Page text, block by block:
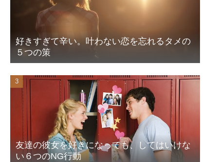
好きすぎて辛い。叶わない恋を忘れるタメの
５つの策
友達の彼女を好きになっても、してはいけな
い６つのNG行動